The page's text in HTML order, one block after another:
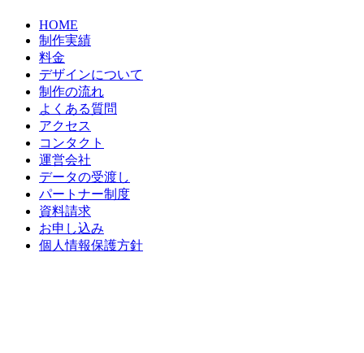
HOME
制作実績
料金
デザインについて
制作の流れ
よくある質問
アクセス
コンタクト
運営会社
データの受渡し
パートナー制度
資料請求
お申し込み
個人情報保護方針